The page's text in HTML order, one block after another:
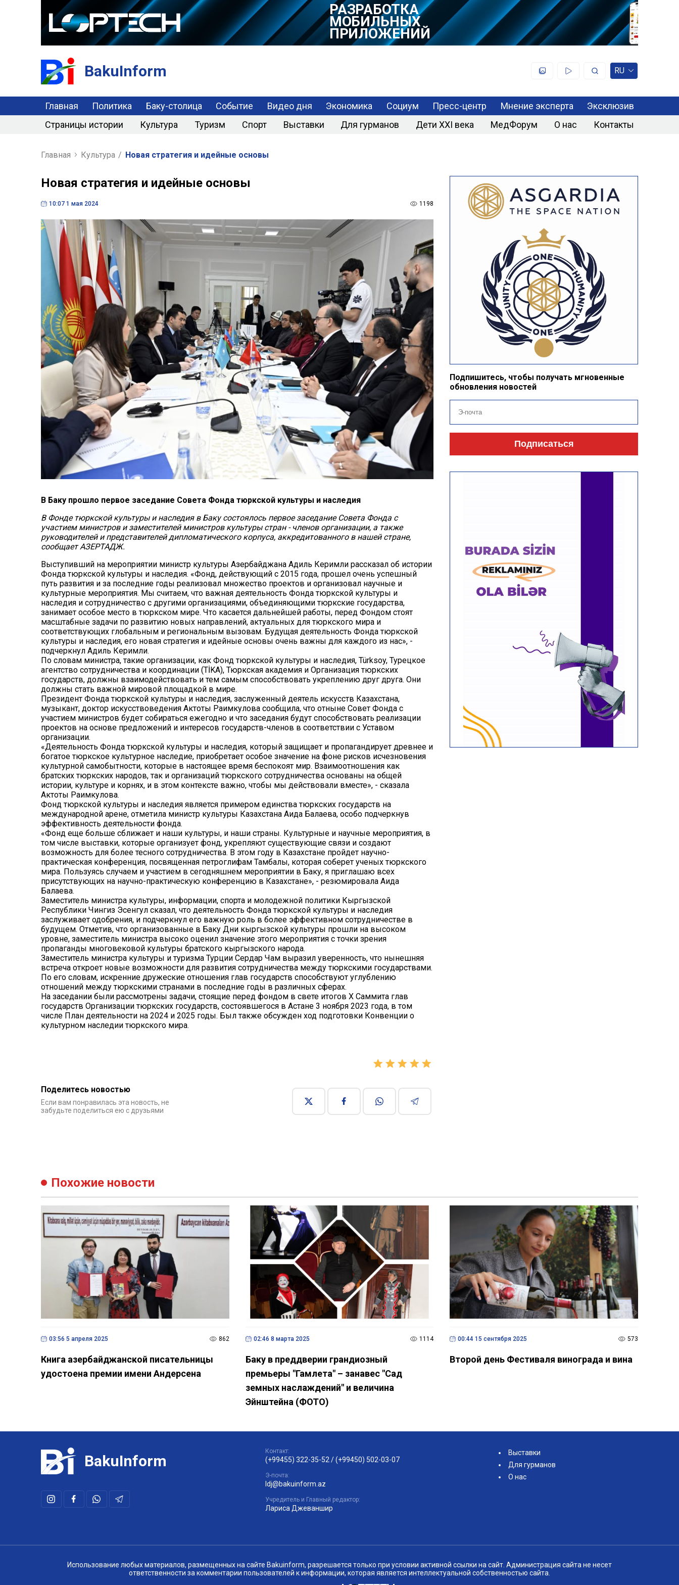
РАЗРАБОТКА
МОБИЛЬНЫХ
ПРИЛОЖЕНИЙ
BakuInform RU
Главная Политика Баку-столица Событие Видео дня Экономика Социум Пресс-центр Мнение эксперта
Эксклюзив
Страницы истории
Культура Туризм Спорт Выставки Для гурманов Дети XXI века МедФорум О нас Контакты
Главная Культура / Новая стратегия и идейные основы
Новая стратегия и идейные основы
10:07 1 мая 2024 1198
В Баку прошло первое заседание Совета Фонда тюркской культуры и наследия
В Фонде тюркской культуры и наследия в Баку состоялось первое заседание Совета Фонда с
участием министров и заместителей министров культуры стран - членов организации, а также
руководителей и представителей дипломатического корпуса, аккредитованного в нашей стране,
сообщает АЗЕРТАДЖ.
Выступивший на мероприятии министр культуры Азербайджана Адиль Керимли рассказал об истории
Фонда тюркской культуры и наследия. «Фонд, действующий с 2015 года, прошел очень успешный
путь развития и за последние годы реализовал множество проектов и организовал научные и
культурные мероприя­тия. Мы считаем, что важная деятельность Фонда тюркской культуры и
наследия и сотрудничество с другими организациями, объединяющими тюркские государства,
занимает особое место в тюркском мире. Что касается дальнейшей работы, перед Фондом стоят
масштабные задачи по развитию новых направлений, актуальных для тюркского мира и
соответствующих глобальным и региональным вызовам. Будущая деятельность Фонда тюркской
культуры и наследия, его новая стратегия и идейные основы очень важны для каждого из нас», -
подчеркнул Адиль Керимли.
По словам министра, такие организации, как Фонд тюркской культуры и наследия, Türksoy, Турецкое
агентство сотрудничества и координации (TİKA), Тюркская академия и Организация тюркских
государств, должны взаимодействовать и тем самым способствовать укреплению друг друга. Они
должны стать важной мировой площадкой в мире.
Президент Фонда тюркской культуры и наследия, заслуженный деятель искусств Казахстана,
музыкант, доктор искусствоведения Актоты Раимкулова сообщила, что отныне Совет Фонда с
участием министров будет собираться ежегодно и что заседания будут способствовать реализации
проектов на основе предложений и интересов государств-членов в соответствии с Уставом
организации.
«Деятельность Фонда тюркской культуры и наследия, который защищает и пропагандирует древнее и
богатое тюркское культурное наследие, приобретает особое значение на фоне рисков исчезновения
культурной самобытности, которые в настоящее время беспокоят мир. Взаимоотношения как
братских тюркских народов, так и организаций тюркского сотрудничества основаны на общей
истории, культуре и корнях, и в этом контексте важно, чтобы мы действовали вместе», - сказала
Актоты Раимкулова.
Фонд тюркской культуры и наследия является примером единства тюркских государств на
международной арене, отметила министр культуры Казахстана Аида Балаева, особо подчеркнув
эффективность деятельности фонда.
«Фонд еще больше сближает и наши культуры, и наши страны. Культурные и научные мероприятия, в
том числе выставки, которые организует фонд, укрепляют существующие связи и создают
возможность для более тесного сотрудничества. В этом году в Казахстане пройдет научно-
практическая конференция, посвященная петроглифам Тамбалы, которая соберет ученых тюркского
мира. Пользуясь случаем и участием в сегодняшнем мероприятии в Баку, я приглашаю всех
присутствующих на научно-практическую конференцию в Казахстане», - резюмировала Аида
Балаева.
Заместитель министра культуры, информации, спорта и молодежной политики Кыргызской
Республики Чингиз Эсенгул сказал, что деятельность Фонда тюркской культуры и наследия
заслуживает одобрения, и подчеркнул его важную роль в более эффективном сотрудничестве в
будущем. Отметив, что организованные в Баку Дни кыргызской культуры прошли на высоком
уровне, заместитель министра высоко оценил значение этого мероприятия с точки зрения
пропаганды многовековой культуры братского кыргызского народа.
Заместитель министра культуры и туризма Турции Сердар Чам выразил уверенность, что нынешняя
встреча откроет новые возможности для развития сотрудничества между тюркскими государствами.
По его словам, искренние дружеские отношения глав государств способствуют углублению
отношений между тюркскими странами в последние годы в различных сферах.
На заседании были рассмотрены задачи, стоящие перед фондом в свете итогов Х Саммита глав
государств Организации тюркских государств, состоявшегося в Астане 3 ноября 2023 года, в том
числе План деятельности на 2024 и 2025 годы. Был также обсужден ход подготовки Конвенции о
культурном наследии тюркского мира.
Поделитесь новостью
Если вам понравилась эта новость, не
забудьте поделиться ею с друзьями
Подпишитесь, чтобы получать мгновенные
обновления новостей
Подписаться
Похожие новости
03:56 5 апреля 2025 862
Книга азербайджанской писательницы
удостоена премии имени Андерсена
02:46 8 марта 2025 1114
Баку в преддверии грандиозный
премьеры "Гамлета" – занавес "Сад
земных наслаждений" и величина
Эйнштейна (ФОТО)
00:44 15 сентября 2025 573
Второй день Фестиваля винограда и вина
BakuInform
Контакт:
(+99455) 322-35-52 /(+99450) 502-03-07
Э-почта:
ldj@bakuinform.az
Учредитель и Главный редактор:
Лариса Джеваншир
Выставки
Для гурманов
О нас
Использование любых материалов, размещенных на сайте Bakuinform, разрешается только при условии активной ссылки на сайт. Администрация сайта не несет
ответственности за комментарии пользователей к информации, которая является интеллектуальной собственностью сайта.